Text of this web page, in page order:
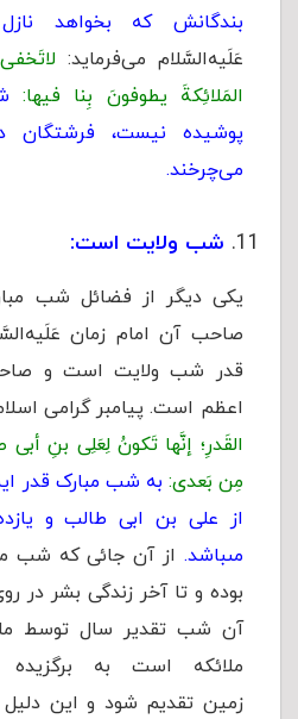
بندگانش که بخواهد
عَلَیه‌السَّلام می‌فرماید:
المَلائِکةَ یطوفونَ بِنا فیها:
پوشیده نیست،
می‌چرخند.
شب ولایت است:
یکی دیگر از فضائل شب
صاحب آن امام زمان
قدر شب ولایت است و
اعظم است. پیامبر گرامی
القَدرِ؛ إنَّها تَکونُ لِعَلِی بنِ
مِن بَعدی: به شب مبارک قدر
از على‏ بن ابى طالب و
مى‏باشد. از آن جائی که شب
بوده و تا آخر زندگی بشر در
آن شب تقدیر سال توسط
ملائکه است به
زمین تقدیم شود و این